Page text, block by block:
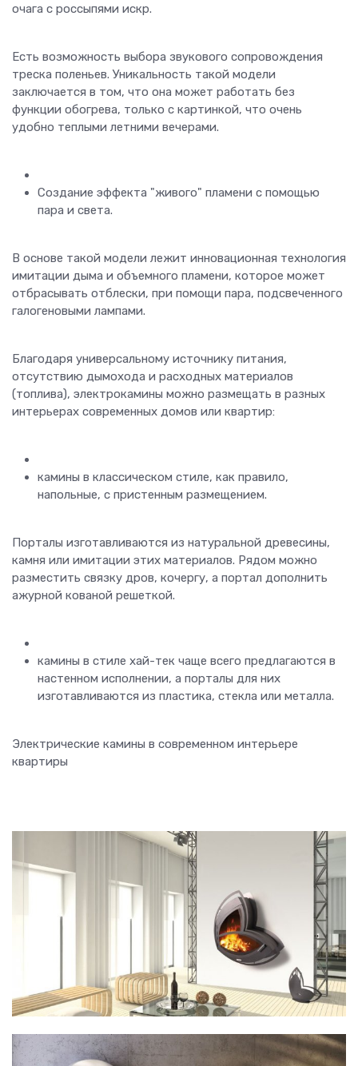
очага с россыпями искр.
Есть возможность выбора звукового сопровождения
треска поленьев. Уникальность такой модели
заключается в том, что она может работать без
функции обогрева, только с картинкой, что очень
удобно теплыми летними вечерами.
Создание эффекта "живого" пламени с помощью
пара и света.
В основе такой модели лежит инновационная технология
имитации дыма и объемного пламени, которое может
отбрасывать отблески, при помощи пара, подсвеченного
галогеновыми лампами.
Благодаря универсальному источнику питания,
отсутствию дымохода и расходных материалов
(топлива), электрокамины можно размещать в разных
интерьерах современных домов или квартир:
камины в классическом стиле, как правило,
напольные, с пристенным размещением.
Порталы изготавливаются из натуральной древесины,
камня или имитации этих материалов. Рядом можно
разместить связку дров, кочергу, а портал дополнить
ажурной кованой решеткой.
камины в стиле хай-тек чаще всего предлагаются в
настенном исполнении, а порталы для них
изготавливаются из пластика, стекла или металла.
Электрические камины в современном интерьере
квартиры